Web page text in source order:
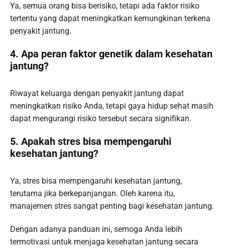
Ya, semua orang bisa berisiko, tetapi ada faktor risiko
tertentu yang dapat meningkatkan kemungkinan terkena
penyakit jantung.
4. Apa peran faktor genetik dalam kesehatan
jantung?
Riwayat keluarga dengan penyakit jantung dapat
meningkatkan risiko Anda, tetapi gaya hidup sehat masih
dapat mengurangi risiko tersebut secara signifikan.
5. Apakah stres bisa mempengaruhi
kesehatan jantung?
Ya, stres bisa mempengaruhi kesehatan jantung,
terutama jika berkepanjangan. Oleh karena itu,
manajemen stres sangat penting bagi kesehatan jantung.
Dengan adanya panduan ini, semoga Anda lebih
termotivasi untuk menjaga kesehatan jantung secara